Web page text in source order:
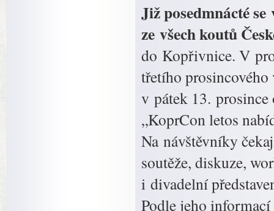
Již posedmnácté
ze všech koutů
do Kopřivnice. V
třetího
v pátek 13.
„KoprCon letos
Na návštěvníky
soutěže, diskuze,
i divadelní
Podle jeho